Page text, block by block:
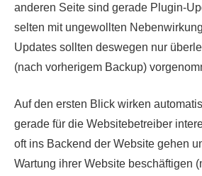
anderen Seite sind gerade Plugin-
selten mit ungewollten
Updates sollten deswegen nur
(nach vorherigem Backup)
Auf den ersten Blick wirken
gerade für die Websitebetreiber
oft ins Backend der Website gehen
Wartung ihrer Website beschäftigen